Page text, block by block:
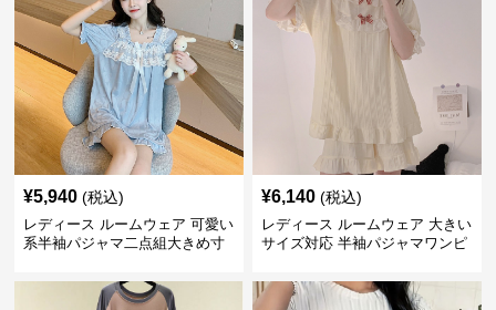
¥5,940 (税込)
レディース ルームウェア 可愛い
系半袖パジャマ二点組大きめ寸
¥6,140 (税込)
レディース ルームウェア 大きい
サイズ対応 半袖パジャマワンピ